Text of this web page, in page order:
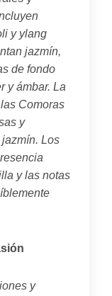
y ylang
jazmín,
de fondo
y ámbar. La
Comoras
y
Los
y las notas
y